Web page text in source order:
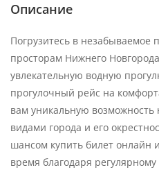
Описание
Погрузитесь в незабываемое
просторам Нижнего
увлекательную водную
прогулочный рейс на
вам уникальную
видами города и его
шансом купить билет онлайн
время благодаря